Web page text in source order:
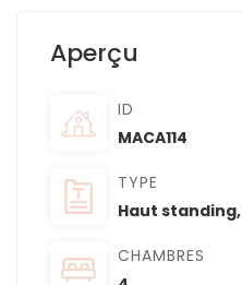
Aperçu
ID
MACA114
TYPE
Haut standing,
CHAMBRES